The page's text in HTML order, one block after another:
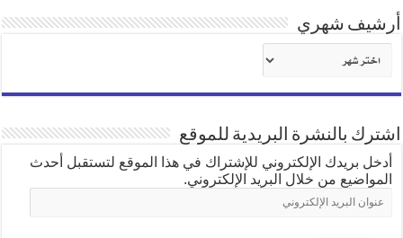
أرشيف شهري
شهري
اشترك بالنشرة البريدية للموقع
أدخل بريدك الإلكتروني للإشتراك في هذا الموقع لتستقبل أحدث
المواضيع من خلال البريد الإلكتروني.
عنوان
البريد